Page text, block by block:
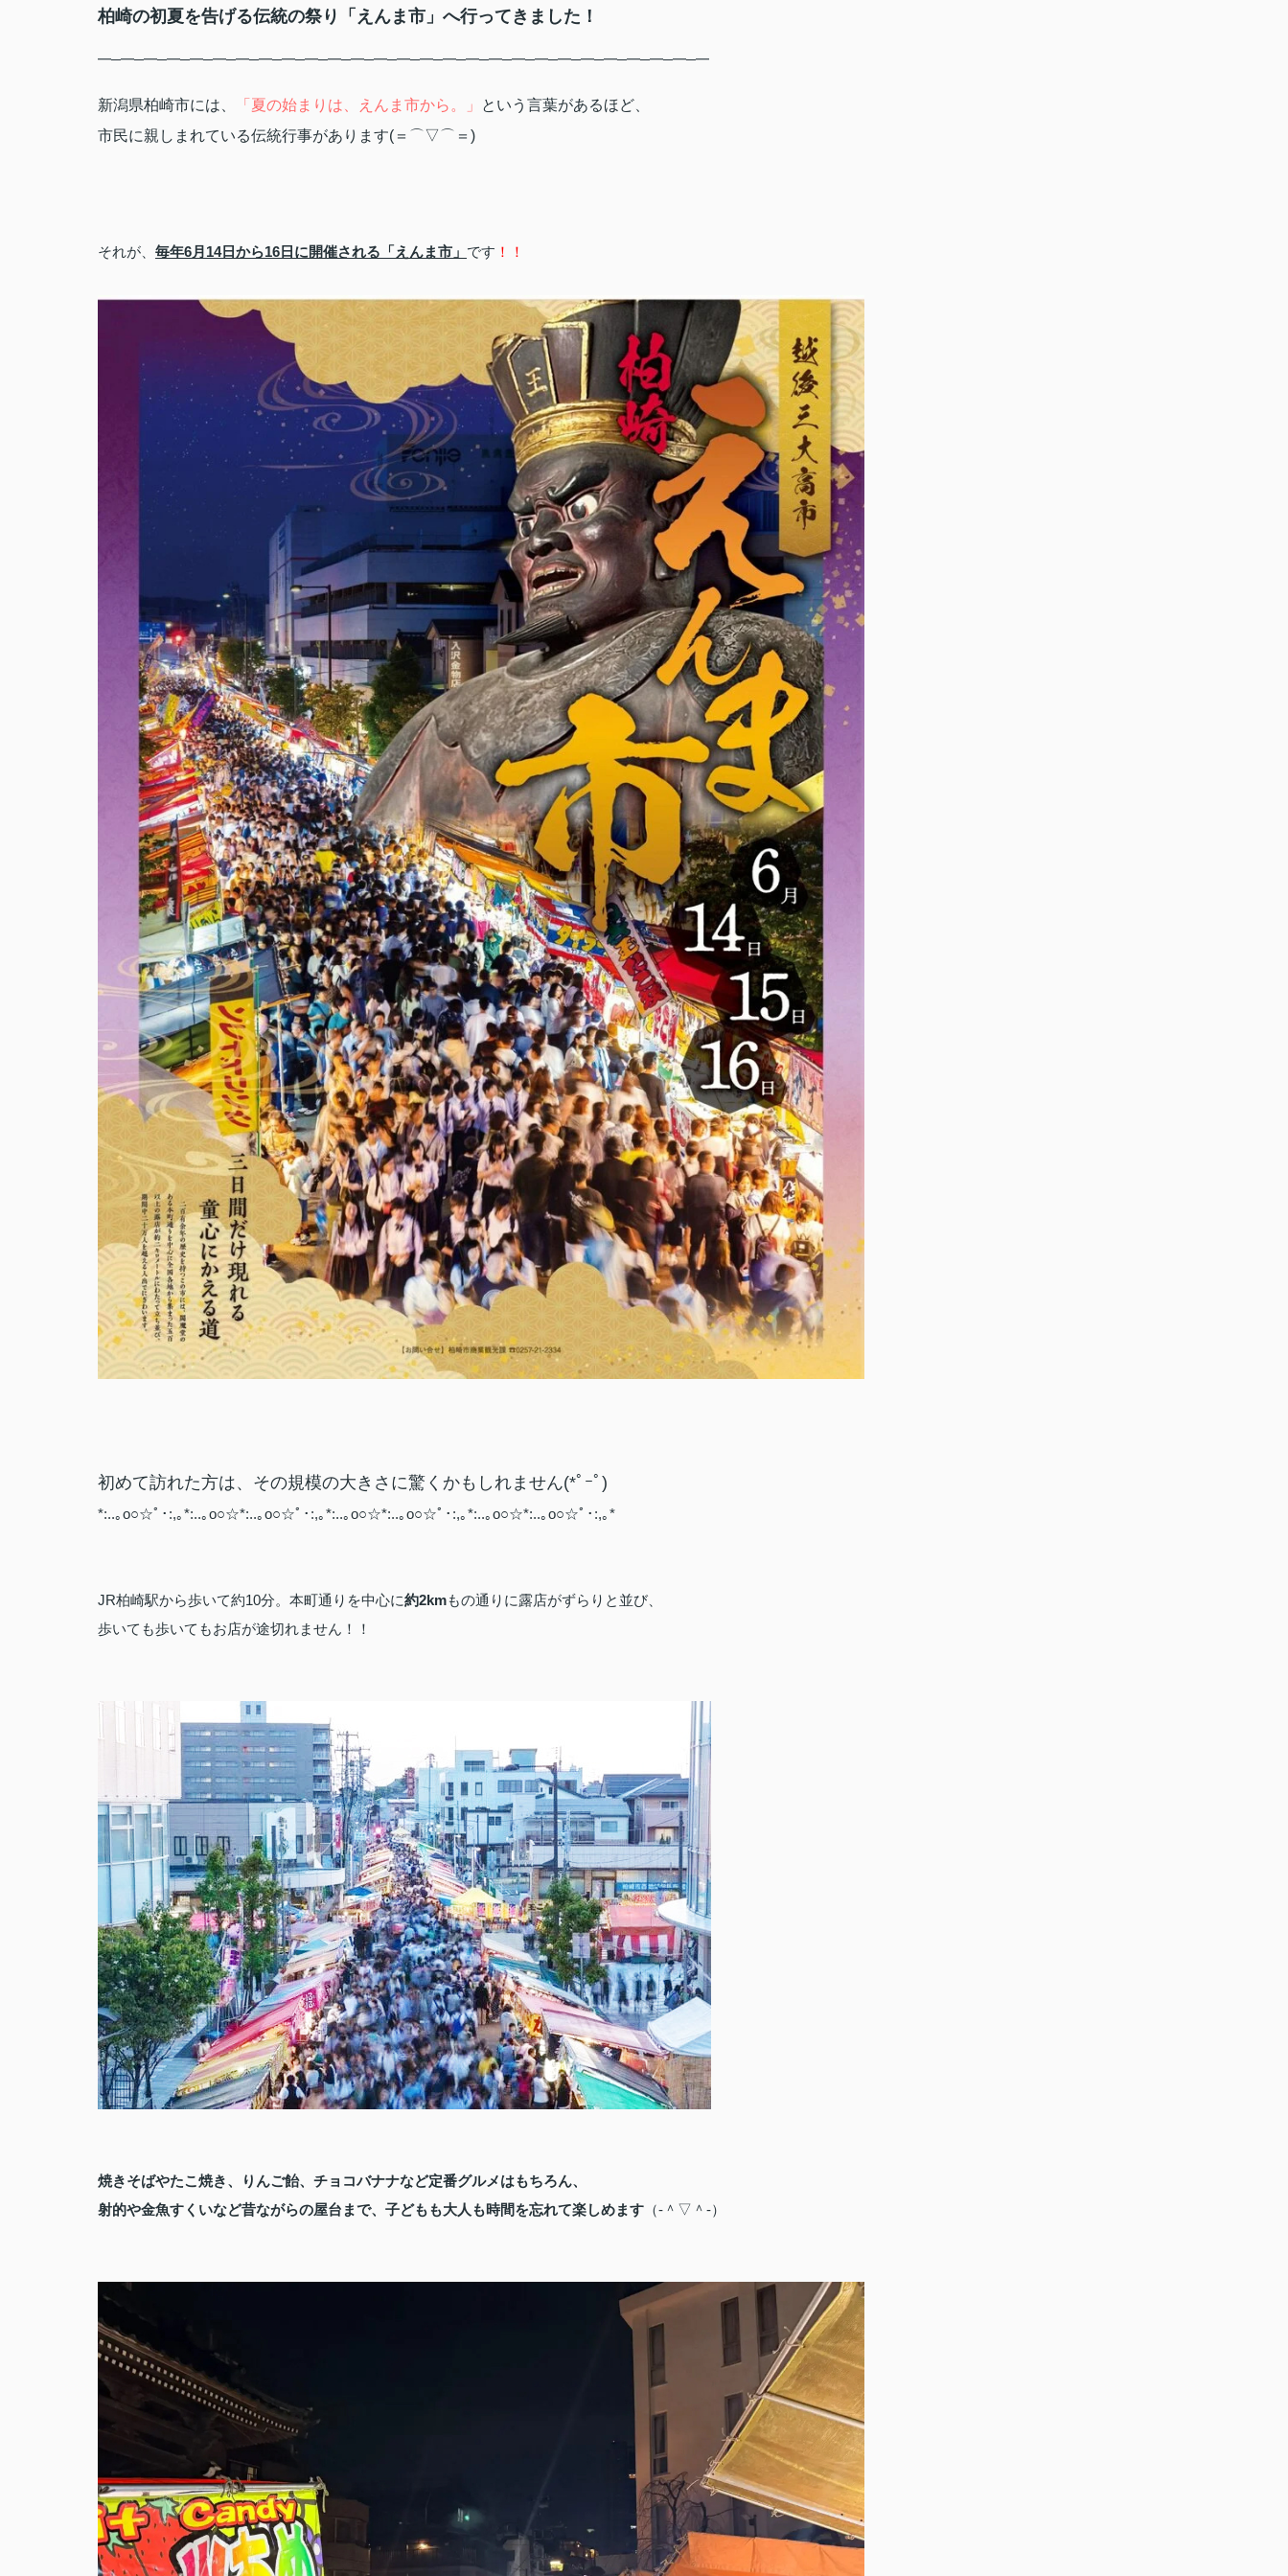
柏崎の初夏を告げる伝統の祭り「えんま市」へ行ってきました！
━─━─━─━─━─━─━─━─━─━─━─━─━─━─━─━─━─━─━─━─━─━─━─━─━─━─━
新潟県柏崎市には、 「夏の始まりは、えんま市から。」
という言葉があるほど、
市民に親しまれている伝統行事があります(＝⌒▽⌒＝)
それが、 毎年6月14日から16日に開催される「えんま市」 です ！！
初めて訪れた方は、その規模の大きさに驚くかもしれません(*ﾟｰﾟ)ゞ
*:..｡o○☆ﾟ･:,｡*:..｡o○☆*:..｡o○☆ﾟ･:,｡*:..｡o○☆*:..｡o○☆ﾟ･:,｡*:..｡o○☆*:..｡o○☆ﾟ･:,｡*
JR柏崎駅から歩いて約10分。本町通りを中心に約2kmもの通りに露店がずらりと並び、
歩いても歩いてもお店が途切れません！！
焼きそばやたこ焼き、りんご飴、チョコバナナなど定番グルメはもちろん、
射的や金魚すくいなど昔ながらの屋台まで、子どもも大人も時間を忘れて楽しめます （‐＾▽＾‐）